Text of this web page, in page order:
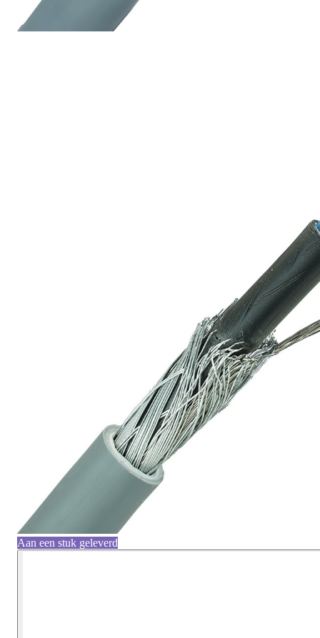
Aan een stuk geleverd